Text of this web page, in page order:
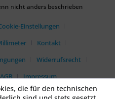
nicht anders beschrieben
Einstellungen
Kontakt
Widerrufsrecht
AGB Impressum
die für den technischen